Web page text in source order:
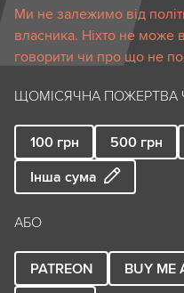
Ми не залежимо від
власника. Ніхто не може
говорити чи про що не
ЩОМІСЯЧНА ПОЖЕРТВА
100 грн 500 грн
Інша сума
АБО
PATREON BUY ME